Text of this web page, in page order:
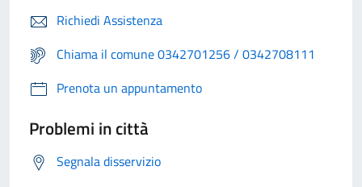
Richiedi Assistenza
Chiama il comune 0342701256 / 0342708111
Prenota un appuntamento
Problemi in città
Segnala disservizio